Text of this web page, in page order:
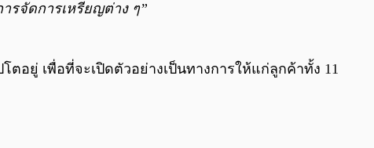
รจัดการเหรียญต่าง ๆ”
ตอยู่ เพื่อที่จะเปิดตัวอย่างเป็นทางการให้แก่ลูกค้าทั้ง 11